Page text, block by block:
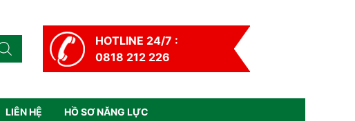
HOTLINE 24/7 :
0818 212 226
LIÊN HỆ HỒ SƠ NĂNG LỰC